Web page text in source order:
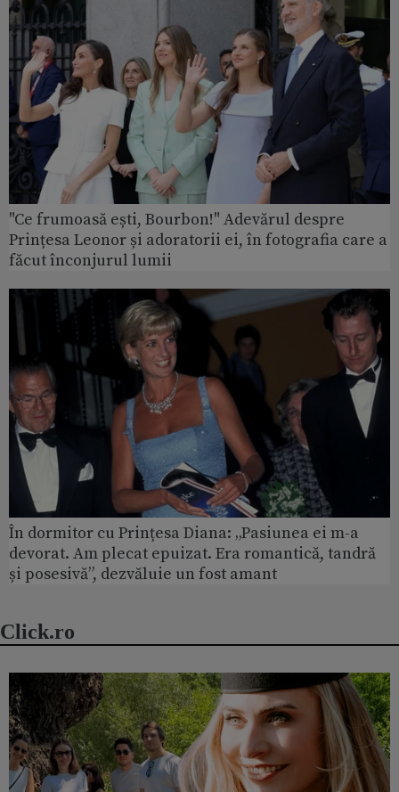
"Ce frumoasă ești, Bourbon!" Adevărul despre
Prințesa Leonor și adoratorii ei, în fotografia care a
făcut înconjurul lumii
În dormitor cu Prințesa Diana: „Pasiunea ei m-a
devorat. Am plecat epuizat. Era romantică, tandră
și posesivă”, dezvăluie un fost amant
Click.ro